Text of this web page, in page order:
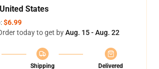
States
$6.99
today to get byAug. 15 - Aug. 22
Shipping
Delivered